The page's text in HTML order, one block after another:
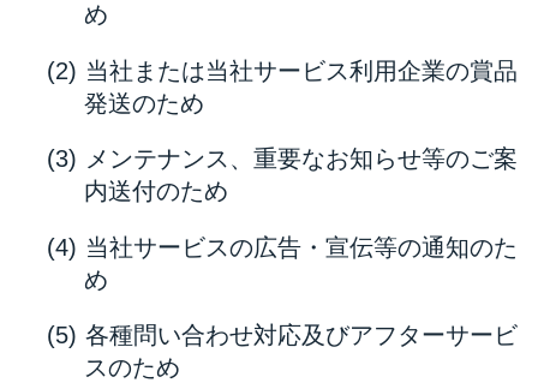
め
当社または当社サービス利用企業の賞品
発送のため
メンテナンス、重要なお知らせ等のご案
内送付のため
当社サービスの広告・宣伝等の通知のた
め
各種問い合わせ対応及びアフターサービ
スのため